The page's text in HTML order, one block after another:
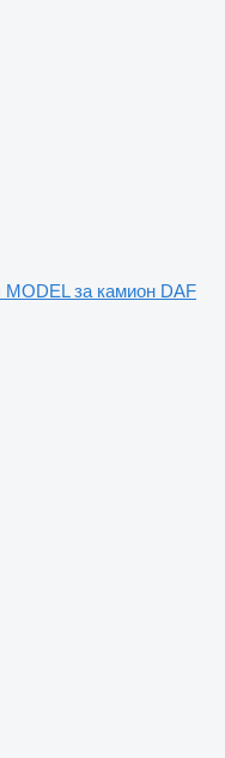
MODEL за камион DAF